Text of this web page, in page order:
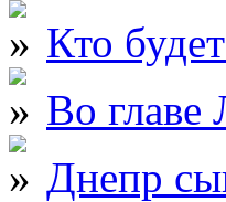
Кто
Во главе
Днепр